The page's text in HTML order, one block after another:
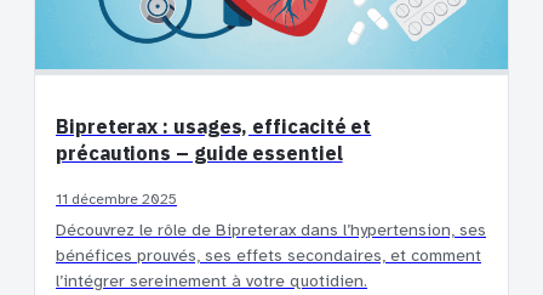
Bipreterax : usages, efficacité et
précautions – guide essentiel
11 décembre 2025
Découvrez le rôle de Bipreterax dans l’hypertension, ses
bénéfices prouvés, ses effets secondaires, et comment
l’intégrer sereinement à votre quotidien.